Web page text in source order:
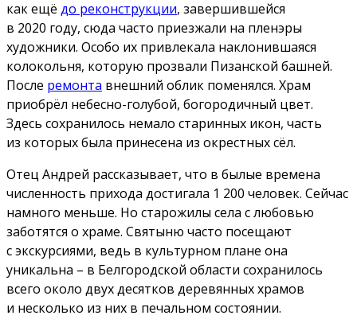
как ещё до реконструкции, завершившейся
в 2020 году, сюда часто приезжали на пленэры
художники. Особо их привлекала наклонившаяся
колокольня, которую прозвали Пизанской башней.
После ремонта внешний облик поменялся. Храм
приобрёл небесно-голубой, богородичный цвет.
Здесь сохранилось немало старинных икон, часть
из которых была принесена из окрестных сёл.
Отец Андрей рассказывает, что в былые времена
численность прихода достигала 1 200 человек. Сейчас
намного меньше. Но старожилы села с любовью
заботятся о храме. Святыню часто посещают
с экскурсиями, ведь в культурном плане она
уникальна – в Белгородской области сохранилось
всего около двух десятков деревянных храмов
и несколько из них в печальном состоянии.